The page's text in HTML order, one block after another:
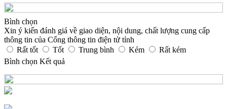
Bình chọn
Xin ý kiến đánh giá về giao diện, nội dung, chất lượng cung cấp
thông tin của Cổng thông tin điện tử tỉnh
Rất tốt
Tốt Trung bình Kém
Rất kém
Bình chọn Kết quả